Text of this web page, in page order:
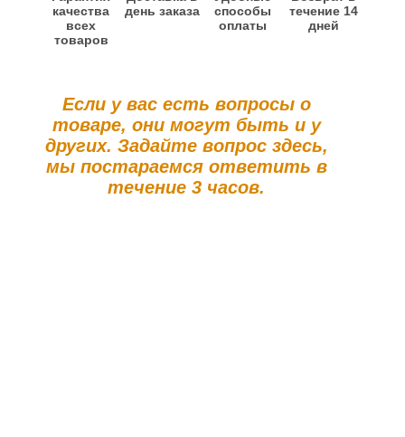
качества
всех
товаров
день заказа
способы
оплаты
течение 14
дней
Если у вас есть вопросы о
товаре, они могут быть и у
других. Задайте вопрос здесь,
мы постараемся ответить в
течение 3 часов.